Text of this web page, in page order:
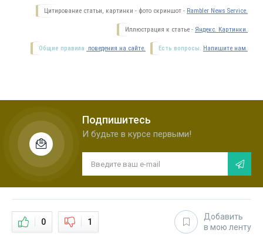
Цитирование статьи, картинки - фото скриншот - Rambler News Service.
Иллюстрация к статье - Яндекс. Картинки.
Есть вопросы. Напишите нам.
Общие правила поведения на сайте.
Подпишитесь
И будьте в курсе первыми!
0 1
Добавить
в мою ленту